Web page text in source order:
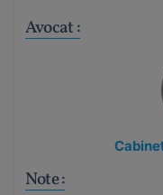
Avocat :
Note :